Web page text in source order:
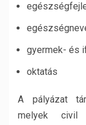
gyermek- és
oktatás
A pályázat
melyek civil